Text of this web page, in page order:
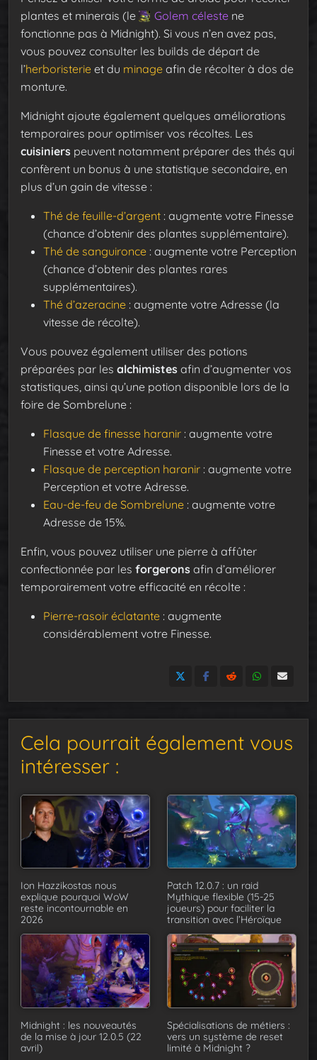
plantes et minerais (le
Golem céleste ne
fonctionne pas à Midnight). Si vous n’en avez pas,
vous pouvez consulter les builds de départ de
l’herboristerie et du minage afin de récolter à dos de
monture.
Midnight ajoute également quelques améliorations
temporaires pour optimiser vos récoltes. Les
cuisiniers peuvent notamment préparer des thés qui
confèrent un bonus à une statistique secondaire, en
plus d’un gain de vitesse :
Thé de feuille-d’argent : augmente votre Finesse
(chance d’obtenir des plantes supplémentaire).
Thé de sanguironce : augmente votre Perception
(chance d’obtenir des plantes rares
supplémentaires).
Thé d’azeracine : augmente votre Adresse (la
vitesse de récolte).
Vous pouvez également utiliser des potions
préparées par les alchimistes afin d’augmenter vos
statistiques, ainsi qu’une potion disponible lors de la
foire de Sombrelune :
Flasque de finesse haranir : augmente votre
Finesse et votre Adresse.
Flasque de perception haranir : augmente votre
Perception et votre Adresse.
Eau-de-feu de Sombrelune : augmente votre
Adresse de 15%.
Enfin, vous pouvez utiliser une pierre à affûter
confectionnée par les forgerons afin d’améliorer
temporairement votre efficacité en récolte :
Pierre-rasoir éclatante : augmente
considérablement votre Finesse.
Cela pourrait également vous
intéresser :
Ion Hazzikostas nous
explique pourquoi WoW
reste incontournable en
2026
Patch 12.0.7 : un raid
Mythique flexible (15-25
joueurs) pour faciliter la
transition avec l’Héroïque
Midnight : les nouveautés
de la mise à jour 12.0.5 (22
avril)
Spécialisations de métiers :
vers un système de reset
limité à Midnight ?